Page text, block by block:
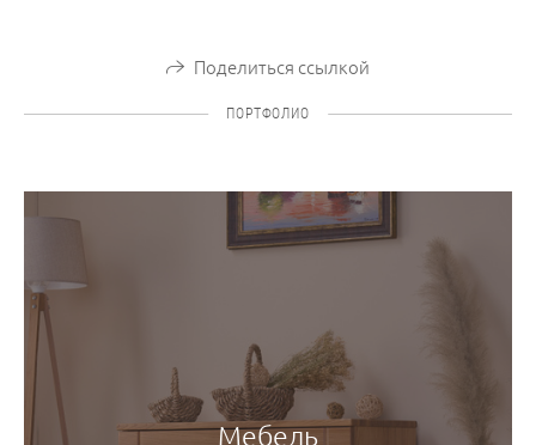
Поделиться ссылкой
ПОРТФОЛИО
Мебель